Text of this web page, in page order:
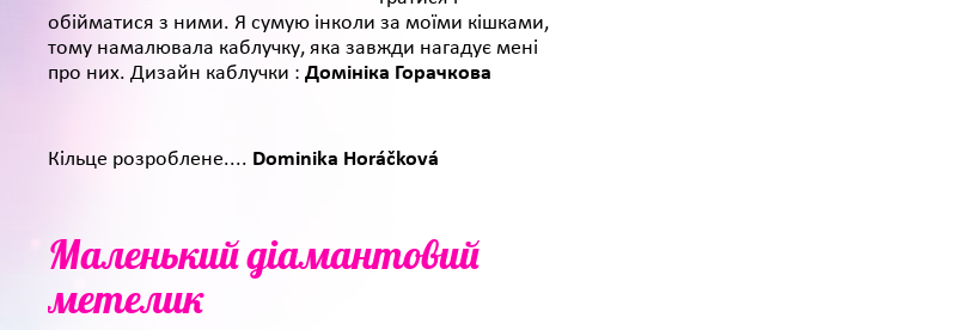
обійматися з ними. Я сумую інколи за моїми кішками,
тому намалювала каблучку, яка завжди нагадує мені
про них. Дизайн каблучки : Домініка Горачкова
Кільце розроблене.... Dominika Horáčková
Маленький діамантовий
метелик